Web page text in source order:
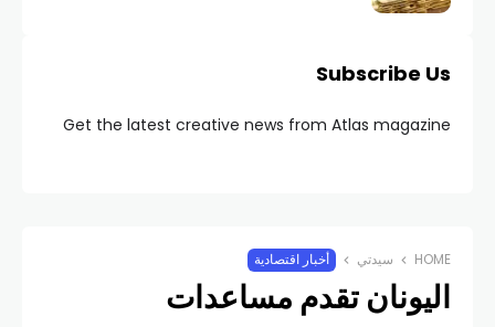
Subscribe Us
Get the latest creative news from Atlas magazine
HOME سيدتي أخبار اقتصادية
اليونان تقدم مساعدات